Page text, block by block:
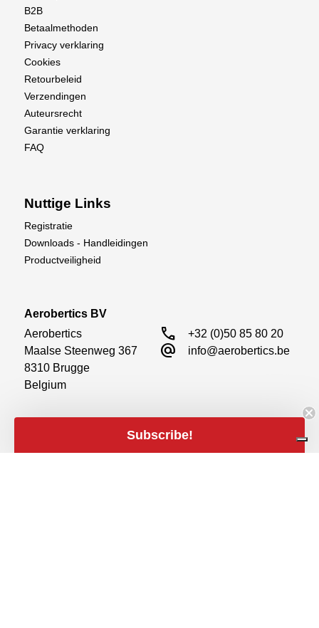
Meld u aan voor onze nieuwsbrieven
B2B
Betaalmethoden
Privacy verklaring
Cookies
Retourbeleid
Verzendingen
Auteursrecht
Garantie verklaring
FAQ
Nuttige Links
Registratie
Downloads - Handleidingen
Productveiligheid
Aerobertics BV
Aerobertics
Maalse Steenweg 367
8310 Brugge
Belgium
call +32 (0)50 85 80 20
alternate_email info@aerobertics.be
Subscribe!